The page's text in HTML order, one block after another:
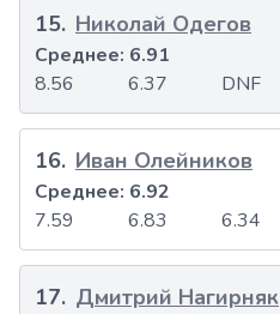
15. Николай Одегов
8.56 6.37 DNF
Среднее: 6.91
16. Иван Олейников
7.59 6.83 6.34
Среднее: 6.92
17. Дмитрий Нагирняк